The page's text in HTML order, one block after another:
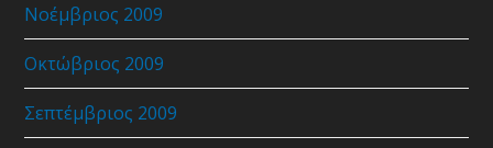
Νοέμβριος 2009
Οκτώβριος 2009
Σεπτέμβριος 2009